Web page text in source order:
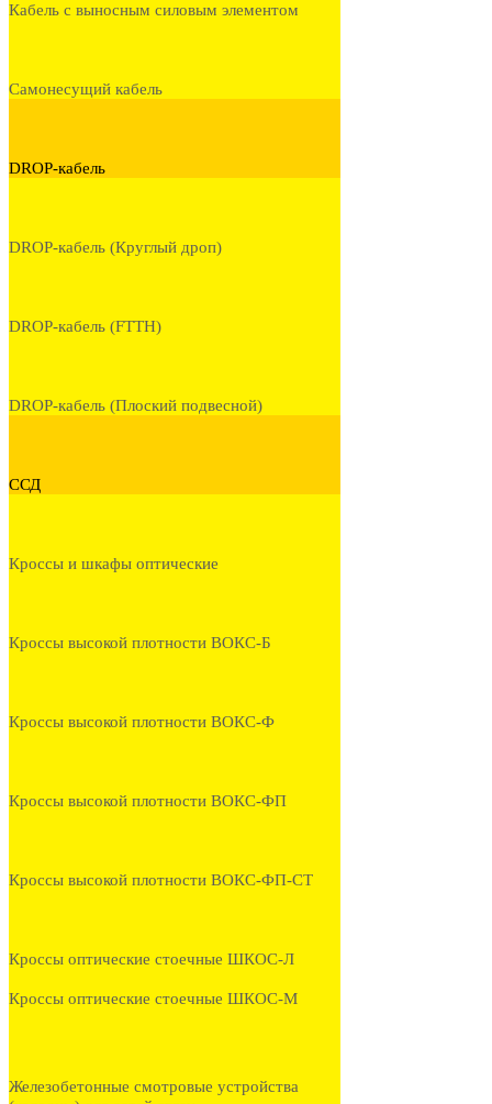
Кабель с выносным силовым элементом
Самонесущий кабель
DROP-кабель
DROP-кабель (Круглый дроп)
DROP-кабель (FTTH)
DROP-кабель (Плоский подвесной)
ССД
Кроссы и шкафы оптические
Кроссы высокой плотности ВОКС-Б
Кроссы высокой плотности ВОКС-Ф
Кроссы высокой плотности ВОКС-ФП
Кроссы высокой плотности ВОКС-ФП-СТ
Кроссы оптические стоечные ШКОС-Л
Кроссы оптические стоечные ШКОС-М
Железобетонные смотровые устройства